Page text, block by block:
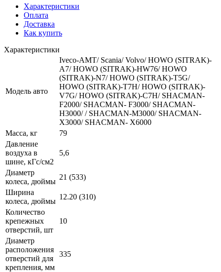
Характеристики
Оплата
Доставка
Как купить
Характеристики
Модель авто
Iveco-АМТ/ Scania/ Volvo/ HOWO (SITRAK)-
A7/ HOWO (SITRAK)-HW76/ HOWO
(SITRAK)-N7/ HOWO (SITRAK)-T5G/
HOWO (SITRAK)-T7H/ HOWO (SITRAK)-
V7G/ HOWO (SITRAK)-C7H/ SHACMAN-
F2000/ SHACMAN- F3000/ SHACMAN-
H3000/ / SHACMAN-M3000/ SHACMAN-
X3000/ SHACMAN- X6000
Масса, кг
79
Давление
воздуха в
шине, кГс/см2
5,6
Диаметр
колеса, дюймы
21 (533)
Ширина
колеса, дюймы
12.20 (310)
Количество
крепежных
отверстий, шт
10
Диаметр
расположения
отверстий для
крепления, мм
335